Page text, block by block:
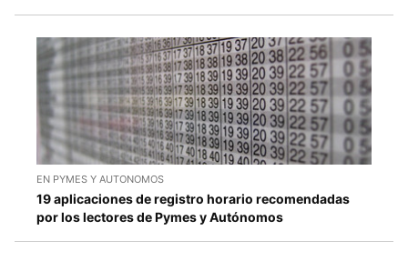
EN PYMES Y AUTONOMOS
19 aplicaciones de registro horario recomendadas
por los lectores de Pymes y Autónomos